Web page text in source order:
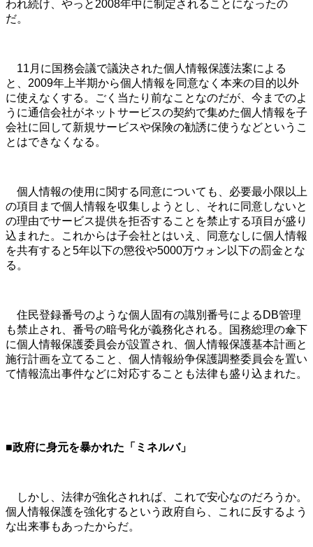
われ続け、やっと2008年中に制定されることになったの
だ。
11月に国務会議で議決された個人情報保護法案による
と、2009年上半期から個人情報を同意なく本来の目的以外
に使えなくする。ごく当たり前なことなのだが、今までのよ
うに通信会社がネットサービスの契約で集めた個人情報を子
会社に回して新規サービスや保険の勧誘に使うなどというこ
とはできなくなる。
個人情報の使用に関する同意についても、必要最小限以上
の項目まで個人情報を収集しようとし、それに同意しないと
の理由でサービス提供を拒否することを禁止する項目が盛り
込まれた。これからは子会社とはいえ、同意なしに個人情報
を共有すると5年以下の懲役や5000万ウォン以下の罰金とな
る。
住民登録番号のような個人固有の識別番号によるDB管理
も禁止され、番号の暗号化が義務化される。国務総理の傘下
に個人情報保護委員会が設置され、個人情報保護基本計画と
施行計画を立てること、個人情報紛争保護調整委員会を置い
て情報流出事件などに対応することも法律も盛り込まれた。
■政府に身元を暴かれた「ミネルバ」
しかし、法律が強化されれば、これで安心なのだろうか。
個人情報保護を強化するという政府自ら、これに反するよう
な出来事もあったからだ。